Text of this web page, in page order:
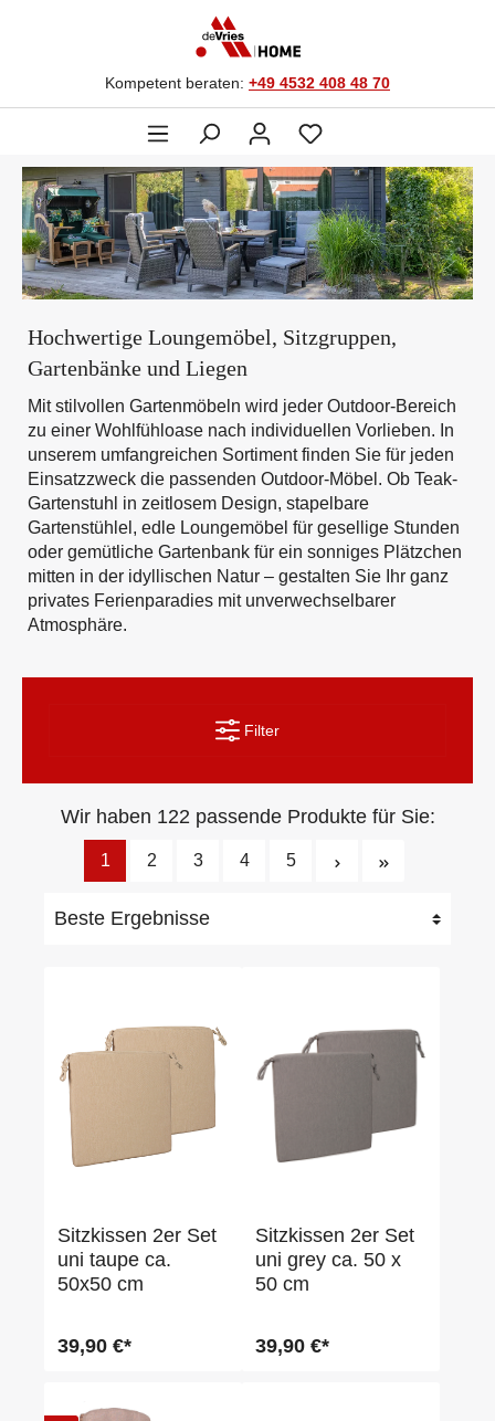
Kompetent beraten: +49 4532 408 48 70
Hochwertige Loungemöbel, Sitzgruppen,
Gartenbänke und Liegen
Mit stilvollen Gartenmöbeln wird jeder Outdoor-Bereich
zu einer Wohlfühloase nach individuellen Vorlieben. In
unserem umfangreichen Sortiment finden Sie für jeden
Einsatzzweck die passenden Outdoor-Möbel. Ob Teak-
Gartenstuhl in zeitlosem Design, stapelbare
Gartenstühlel, edle Loungemöbel für gesellige Stunden
oder gemütliche Gartenbank für ein sonniges Plätzchen
mitten in der idyllischen Natur – gestalten Sie Ihr ganz
privates Ferienparadies mit unverwechselbarer
Atmosphäre.
Filter
Wir haben 122 passende Produkte für Sie:
1 2 3 4 5
Sitzkissen 2er Set
uni taupe ca.
50x50 cm
39,90 €*
Sitzkissen 2er Set
uni grey ca. 50 x
50 cm
39,90 €*